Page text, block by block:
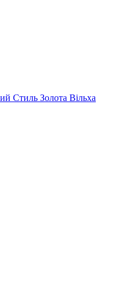
Стиль Золота Вільха